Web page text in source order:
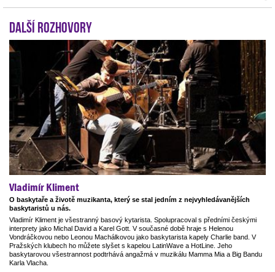
Další rozhovory
Vladimír Kliment
O baskytaře a životě muzikanta, který se stal jedním z nejvyhledávanějších
baskytaristů u nás.
Vladimír Kliment je všestranný basový kytarista. Spolupracoval s předními českými
interprety jako Michal David a Karel Gott. V současné době hraje s Helenou
Vondráčkovou nebo Leonou Machálkovou jako baskytarista kapely Charlie band. V
Pražských klubech ho můžete slyšet s kapelou LatinWave a HotLine. Jeho
baskytarovou všestrannost podtrhává angažmá v muzikálu Mamma Mia a Big Bandu
Karla Vlacha.